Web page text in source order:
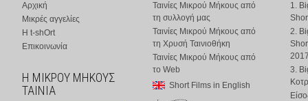
Αρχική
Μικρές αγγελίες
Η t-shOrt
Επικοινωνία
Η ΜΙΚΡΟΥ ΜΗΚΟΥΣ
ΤΑΙΝΙΑ
Ταινίες Μικρού Μήκους από
τη συλλογή μας
Ταινίες Μικρού Μήκους από
τη Χρυσή Ταινιοθήκη
Ταινίες Μικρού Μήκους από
το Web
Short Films in English
1.
2.
3.